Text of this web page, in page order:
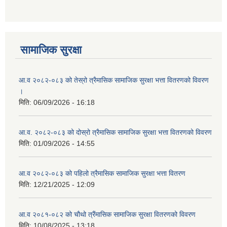
सामाजिक सुरक्षा
आ.व २०८२-०८३ को तेस्रो त्रैमासिक सामाजिक सुरक्षा भत्ता वितरणको विवरण
।
मिति: 06/09/2026 - 16:18
आ.व. २०८२-०८३ को दोस्रो त्रैमासिक सामाजिक सुरक्षा भत्ता वितरणको विवरण
मिति: 01/09/2026 - 14:55
आ.व २०८२-०८३ को पहिलो त्रैमासिक सामाजिक सुरक्षा भत्ता वितरण
मिति: 12/21/2025 - 12:09
आ.व २०८१-०८२ को चौथो त्रैंमासिक सामाजिक सुरक्षा वितरणको विवरण